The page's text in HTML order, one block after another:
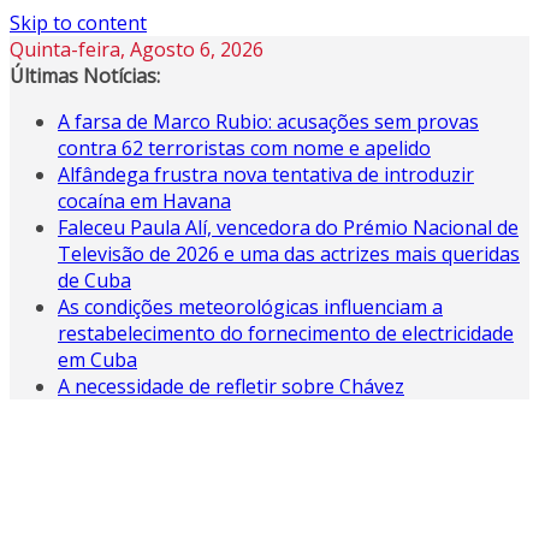
Skip to content
Quinta-feira, Agosto 6, 2026
Últimas Notícias:
A farsa de Marco Rubio: acusações sem provas
contra 62 terroristas com nome e apelido
Alfândega frustra nova tentativa de introduzir
cocaína em Havana
Faleceu Paula Alí, vencedora do Prémio Nacional de
Televisão de 2026 e uma das actrizes mais queridas
de Cuba
As condições meteorológicas influenciam a
restabelecimento do fornecimento de electricidade
em Cuba
A necessidade de refletir sobre Chávez